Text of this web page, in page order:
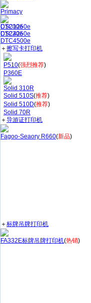
Primacy
CS200e
CS220e
DTC1250e
DTC4250e
DTC4500e
＋擦写卡打印机
P510(强烈推荐)
P360E
Solid 310R
Solid 510S(推荐)
Solid 510D(推荐)
Solid 70R
＋导游证打印机
Fagoo-Seaory R660(新品)
＋标牌吊牌打印机
FA332E标牌吊牌打印机(热销)